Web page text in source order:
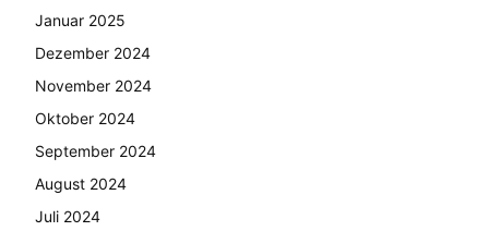
Januar 2025
Dezember 2024
November 2024
Oktober 2024
September 2024
August 2024
Juli 2024